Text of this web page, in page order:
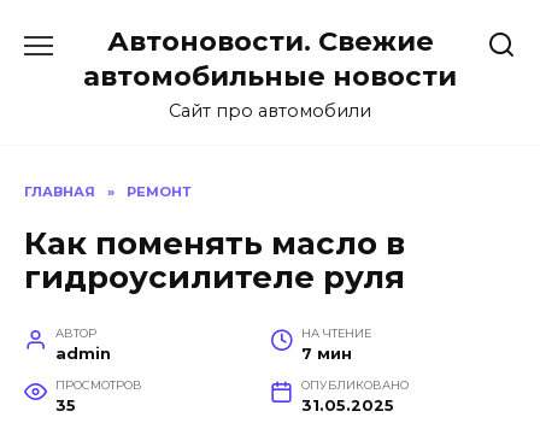
содержанию
Автоновости. Свежие
автомобильные новости
Сайт про автомобили
ГЛАВНАЯ » РЕМОНТ
Как поменять масло в
гидроусилителе руля
АВТОР
admin
НА ЧТЕНИЕ
7 мин
ПРОСМОТРОВ
35
ОПУБЛИКОВАНО
31.05.2025